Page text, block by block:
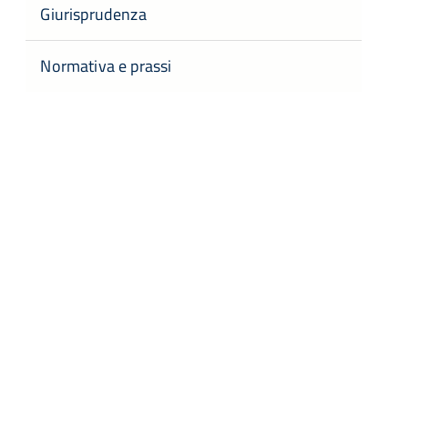
Giurisprudenza
Normativa e prassi